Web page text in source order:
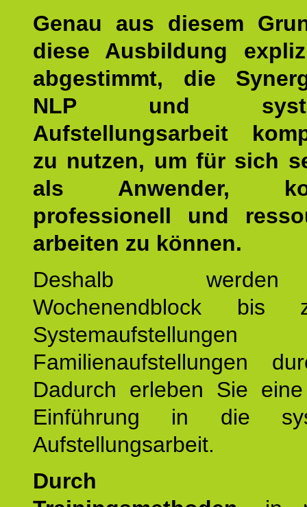
Genau aus diesem
diese Ausbildung
abgestimmt, die
NLP und
Aufstellungsarbeit
zu nutzen, um für sich
als Anwender,
professionell und
arbeiten zu können.
Deshalb
Wochenendblock bis
Familienaufstellungen
Dadurch erleben Sie
Einführung in die
Aufstellungsarbeit.
Durch